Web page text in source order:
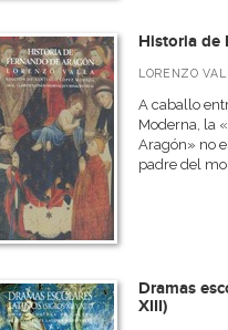
Historia de
LORENZO
A caballo
Moderna, la
Aragón» no
padre del
Dramas
XIII)